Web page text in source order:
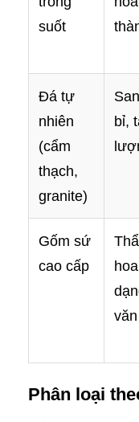
suốt
Đá tự
nhiên
(cẩm
thạch,
granite)
bỉ,
Gốm sứ
cao cấp
Phân loại